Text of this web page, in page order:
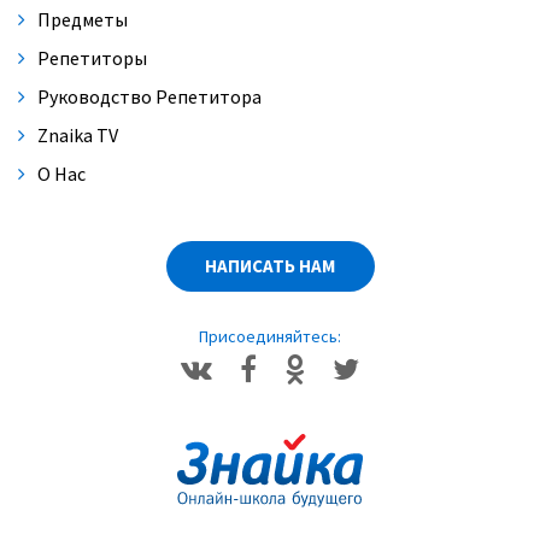
Предметы
Репетиторы
Руководство Репетитора
Znaika TV
О Нас
НАПИСАТЬ НАМ
Присоединяйтесь: